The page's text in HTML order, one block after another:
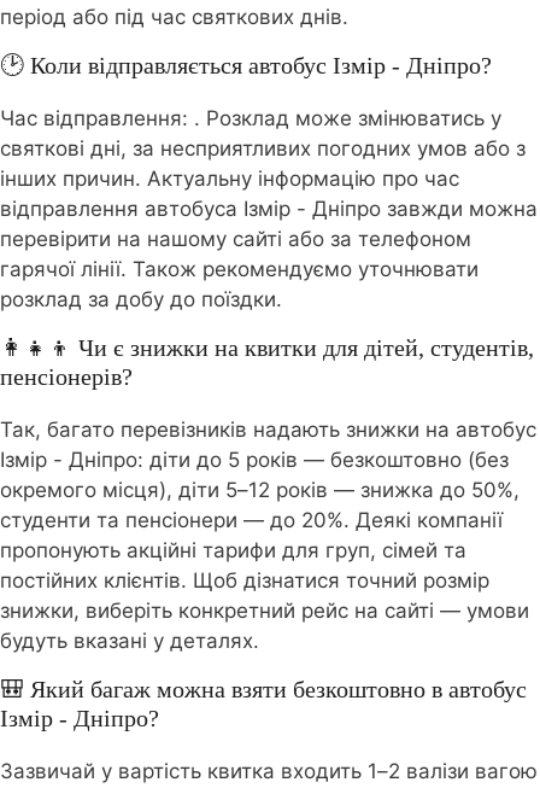
період або під час святкових днів.
🕑 Коли відправляється автобус Ізмір - Дніпро?
Час відправлення: . Розклад може змінюватись у
святкові дні, за несприятливих погодних умов або з
інших причин. Актуальну інформацію про час
відправлення автобуса Ізмір - Дніпро завжди можна
перевірити на нашому сайті або за телефоном
гарячої лінії. Також рекомендуємо уточнювати
розклад за добу до поїздки.
👩‍👧‍👦 Чи є знижки на квитки для дітей, студентів,
пенсіонерів?
Так, багато перевізників надають знижки на автобус
Ізмір - Дніпро: діти до 5 років — безкоштовно (без
окремого місця), діти 5–12 років — знижка до 50%,
студенти та пенсіонери — до 20%. Деякі компанії
пропонують акційні тарифи для груп, сімей та
постійних клієнтів. Щоб дізнатися точний розмір
знижки, виберіть конкретний рейс на сайті — умови
будуть вказані у деталях.
🎒 Який багаж можна взяти безкоштовно в автобус
Ізмір - Дніпро?
Зазвичай у вартість квитка входить 1–2 валізи вагою